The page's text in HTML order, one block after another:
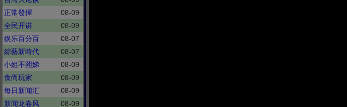
正常發揮
08-09
全民开讲
08-09
娱乐百分百
08-07
綜藝新時代
08-07
小姐不熙娣
08-09
食尚玩家
08-09
每日新闻汇
08-09
新闻龙卷风
08-09